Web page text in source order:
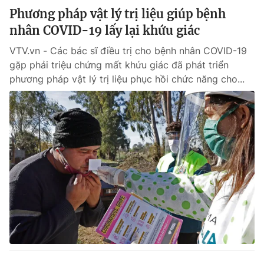
® Cấm sao chép dưới mọi hình thức nếu không có sự chấp
thuận bằng văn bản. Ghi rõ nguồn VTV.vn khi phát hành lại
thông tin từ website này.
Phương pháp vật lý trị liệu giúp bệnh
nhân COVID-19 lấy lại khứu giác
VTV.vn - Các bác sĩ điều trị cho bệnh nhân COVID-19
gặp phải triệu chứng mất khứu giác đã phát triển
phương pháp vật lý trị liệu phục hồi chức năng cho...